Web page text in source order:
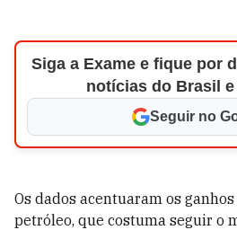
Siga a Exame e fique por
notícias do Brasil
Seguir no
Os dados acentuaram os
petróleo, que costuma seguir o